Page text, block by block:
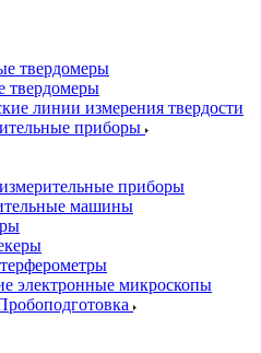
твердомеры
твердомеры
линии измерения твердости
приборы
приборы
машины
электронные микроскопы